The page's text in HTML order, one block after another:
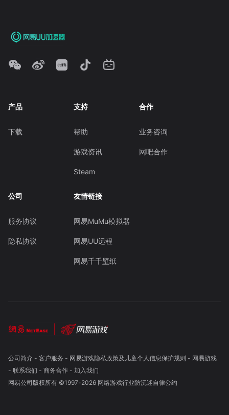
产品
下载
支持
帮助
游戏资讯
Steam
合作
业务咨询
网吧合作
公司
服务协议
隐私协议
友情链接
网易MuMu模拟器
网易UU远程
网易千千壁纸
公司简介- 客户服务 - 网易游戏隐私政策及儿童个人信息保护规则 - 网易游戏
- 联系我们 - 商务合作- 加入我们
网易公司版权所有 ©1997-2026 网络游戏行业防沉迷自律公约